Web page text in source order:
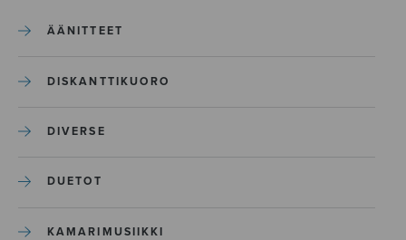
ÄÄNITTEET
DISKANTTIKUORO
DIVERSE
DUETOT
KAMARIMUSIIKKI